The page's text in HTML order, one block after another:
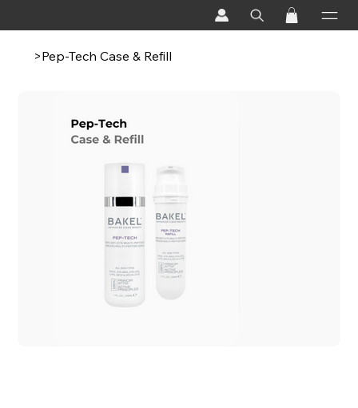
>Pep-Tech Case & Refill